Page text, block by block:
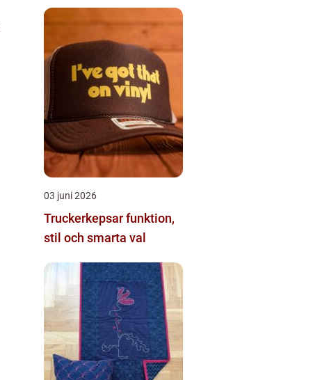
03 juni 2026
Truckerkepsar funktion,
stil och smarta val